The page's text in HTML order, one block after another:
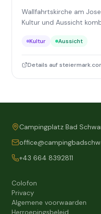
Wallfahrtskirche am
Kultur und Aussicht
Kultur Aussicht
Details auf
Campingplatz Bad
+43 664 8392811
Colofon
Privacy
Algemene voorwaarden
Herroepingsbeleid